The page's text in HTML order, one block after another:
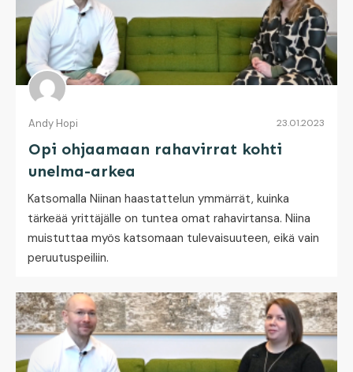
Andy Hopi 23.01.2023
Opi ohjaamaan rahavirrat kohti
unelma-arkea
Katsomalla Niinan haastattelun ymmärrät, kuinka
tärkeää yrittäjälle on tuntea omat rahavirtansa. Niina
muistuttaa myös katsomaan tulevaisuuteen, eikä vain
peruutuspeiliin.